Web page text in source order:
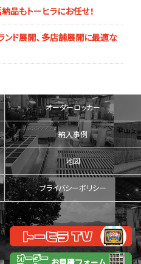
品もトーヒラにお任せ！
ンド展開、多店舗展開に最適な
オーダーロッカー
納入事例
地図
プライバシーポリシー